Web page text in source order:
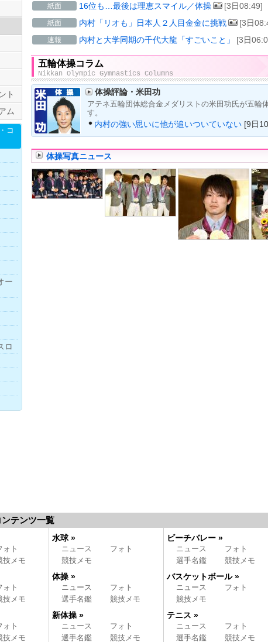
紙面 16位も…最後は理恵スマイル／体操 [3日08:49]
紙面 内村「リオも」日本人２人目金金に挑戦 [3日
速報 内村と大学同期の千代大龍「すごいこと」 [3日
五輪体操コラム
Nikkan Olympic Gymnastics Columns
体操評論・米田功
アテネ五輪団体総合金メダリストの米田功氏が五輪
す。
内村の強い思いに他が追いついていない [9日
体操写真ニュース
ト
ム
コ
ー
ロ
テンツ一覧
ォト
技メモ
ォト
技メモ
ォト
技メモ
水球 »
ニュース
フォト
競技メモ
体操 »
ニュース
フォト
選手名鑑
競技メモ
新体操 »
ニュース
フォト
選手名鑑
競技メモ
ビーチバレー »
ニュース
フォト
選手名鑑
競技メモ
バスケットボール »
ニュース
フォト
競技メモ
テニス »
ニュース
フォト
選手名鑑
競技メモ